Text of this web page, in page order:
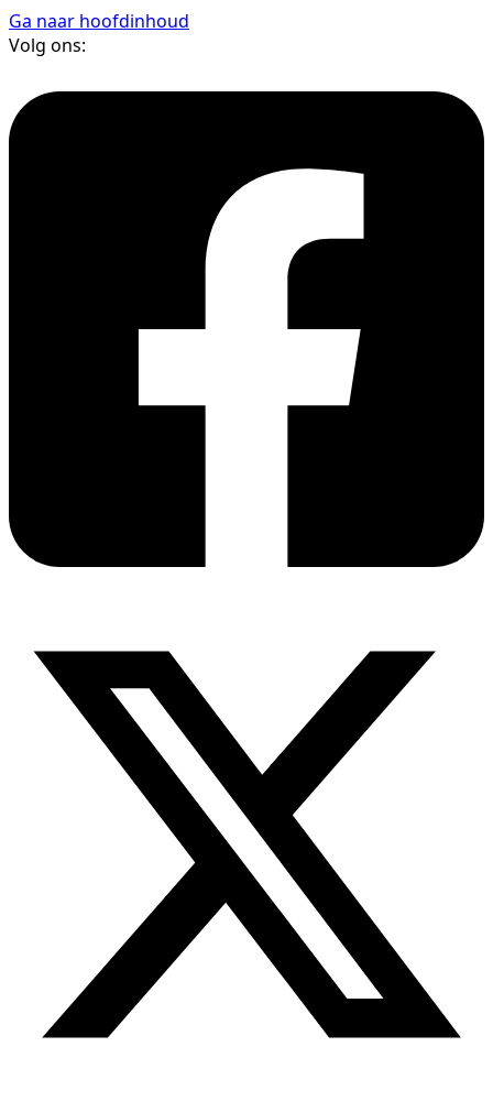
Ga naar hoofdinhoud
Volg ons: